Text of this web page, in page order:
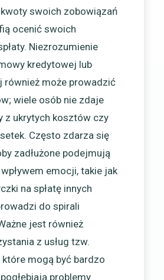
swoich zobowiązań
ocenić swoich
Niezrozumienie
kredytowej lub
również może prowadzić
wiele osób nie zdaje
z ukrytych kosztów czy
Często zdarza się
zadłużone podejmują
emocji, takie jak
na spłatę innych
do spirali
jest również
z usług tzw.
które mogą być bardzo
problemy